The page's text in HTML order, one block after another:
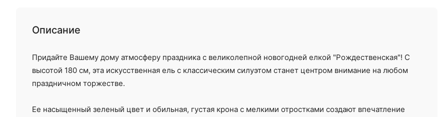
Описание
Придайте Вашему дому атмосферу праздника с великолепной новогодней елкой "Рождественская"! С
высотой 180 см, эта искусственная ель с классическим силуэтом станет центром внимание на любом
праздничном торжестве.
Ее насыщенный зеленый цвет и обильная, густая крона с мелкими отростками создают впечатление